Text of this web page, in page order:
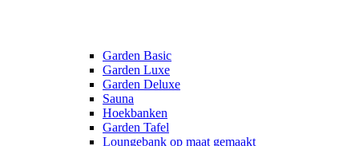
Garden Basic
Garden Luxe
Garden Deluxe
Sauna
Hoekbanken
Garden Tafel
Loungebank op maat gemaakt